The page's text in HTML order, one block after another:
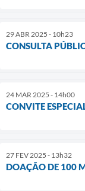
29 ABR 2025 - 10h23
CONSULTA
24 MAR 2025 - 14h00
CONVITE
27 FEV 2025 - 13h32
DOAÇÃO DE 100